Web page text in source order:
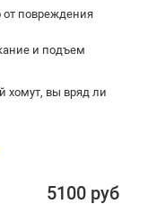
повреждения
и подъем
хомут, вы вряд ли
5100 руб